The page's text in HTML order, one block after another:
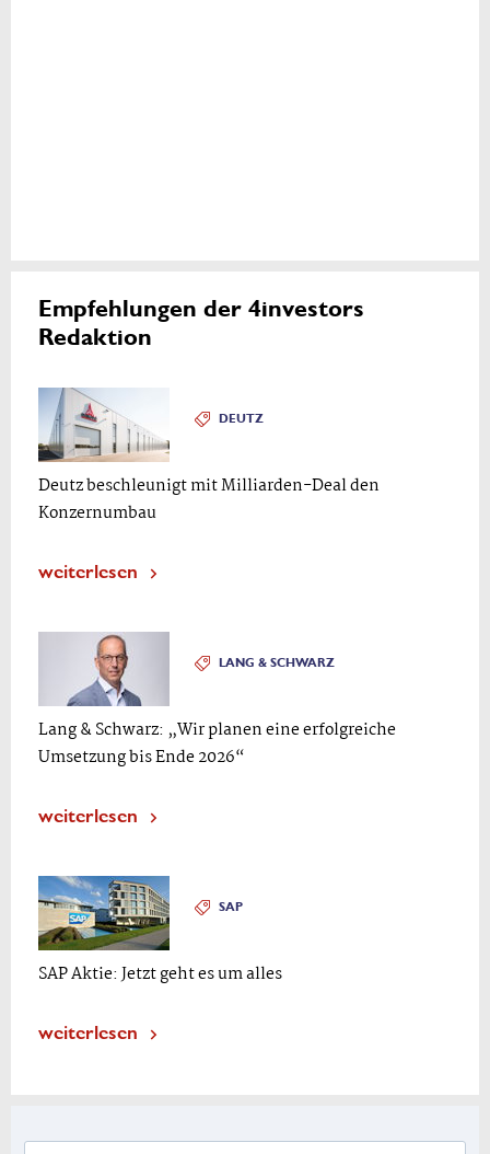
Empfehlungen der 4investors
Redaktion
DEUTZ
Deutz beschleunigt mit Milliarden-Deal den
Konzernumbau
weiterlesen
LANG & SCHWARZ
Lang & Schwarz: „Wir planen eine erfolgreiche
Umsetzung bis Ende 2026“
weiterlesen
SAP
SAP Aktie: Jetzt geht es um alles
weiterlesen